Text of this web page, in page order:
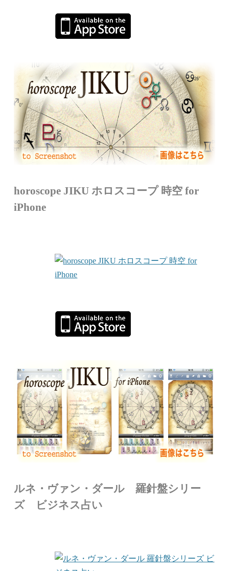
horoscope JIKU ホロスコープ 時空 for
iPhone
ルネ・ヴァン・ダール 羅針盤シリー
ズ ビジネス占い